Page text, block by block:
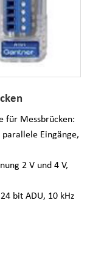
für Messbrücken:
Eingänge,
2 V und 4 V,
bit ADU, 10 kHz